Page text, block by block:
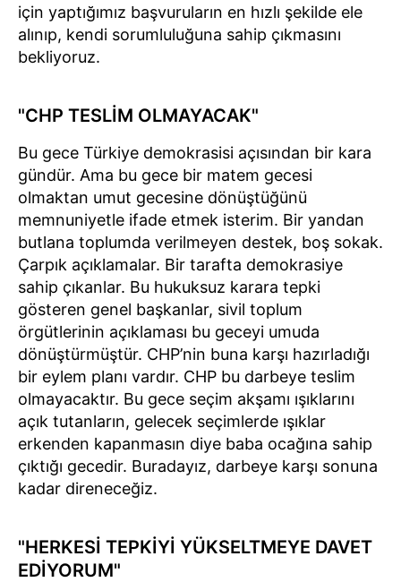
için yaptığımız başvuruların en hızlı şekilde ele
alınıp, kendi sorumluluğuna sahip çıkmasını
bekliyoruz.
"CHP TESLİM OLMAYACAK"
Bu gece Türkiye demokrasisi açısından bir kara
gündür. Ama bu gece bir matem gecesi
olmaktan umut gecesine dönüştüğünü
memnuniyetle ifade etmek isterim. Bir yandan
butlana toplumda verilmeyen destek, boş sokak.
Çarpık açıklamalar. Bir tarafta demokrasiye
sahip çıkanlar. Bu hukuksuz karara tepki
gösteren genel başkanlar, sivil toplum
örgütlerinin açıklaması bu geceyi umuda
dönüştürmüştür. CHP’nin buna karşı hazırladığı
bir eylem planı vardır. CHP bu darbeye teslim
olmayacaktır. Bu gece seçim akşamı ışıklarını
açık tutanların, gelecek seçimlerde ışıklar
erkenden kapanmasın diye baba ocağına sahip
çıktığı gecedir. Buradayız, darbeye karşı sonuna
kadar direneceğiz.
"HERKESİ TEPKİYİ YÜKSELTMEYE DAVET
EDİYORUM"